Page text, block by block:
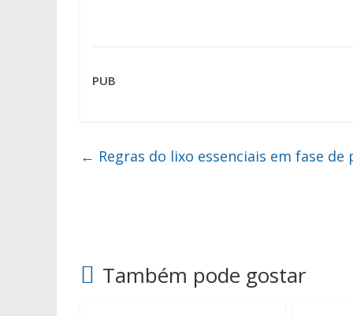
PUB
← Regras do lixo essenciais em fase de
Também pode gostar